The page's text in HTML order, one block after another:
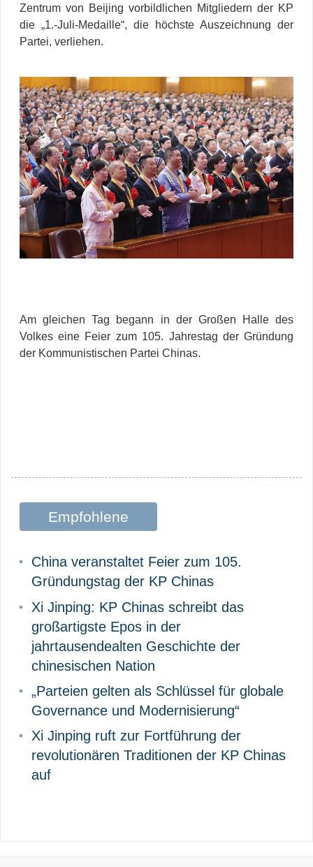
Zentrum von Beijing vorbildlichen Mitgliedern der KP
die „1.-Juli-Medaille“, die höchste Auszeichnung der
Partei, verliehen.
Am gleichen Tag begann in der Großen Halle des
Volkes eine Feier zum 105. Jahrestag der Gründung
der Kommunistischen Partei Chinas.
Empfohlene
China veranstaltet Feier zum 105.
Gründungstag der KP Chinas
Xi Jinping: KP Chinas schreibt das
großartigste Epos in der
jahrtausendealten Geschichte der
chinesischen Nation
„Parteien gelten als Schlüssel für globale
Governance und Modernisierung“
Xi Jinping ruft zur Fortführung der
revolutionären Traditionen der KP Chinas
auf